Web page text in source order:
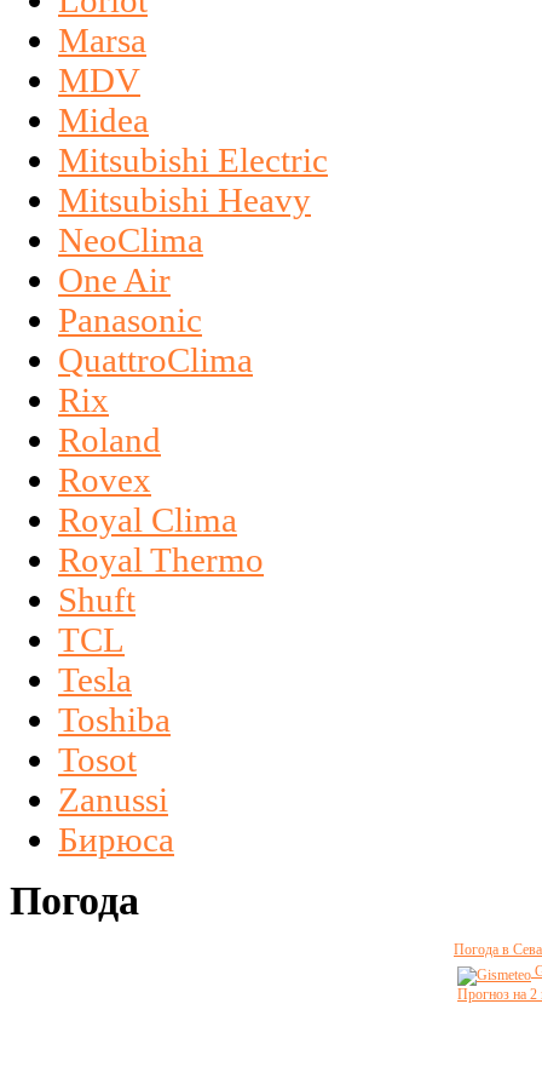
Marsa
MDV
Midea
Mitsubishi Electric
Mitsubishi Heavy
NeoClima
One Air
Panasonic
QuattroClima
Rix
Roland
Rovex
Royal Clima
Royal Thermo
Shuft
TCL
Tesla
Toshiba
Tosot
Zanussi
Бирюса
Погода
Погода в
Прогноз на 2